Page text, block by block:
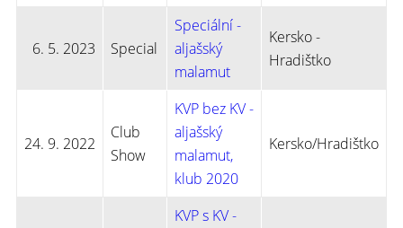
6. 5. 2023 Special
Speciální -
aljašský
malamut
Kersko -
Hradištko
24. 9. 2022
Club
Show
KVP bez KV -
aljašský
malamut,
klub 2020
Kersko/Hradištko
KVP s KV -